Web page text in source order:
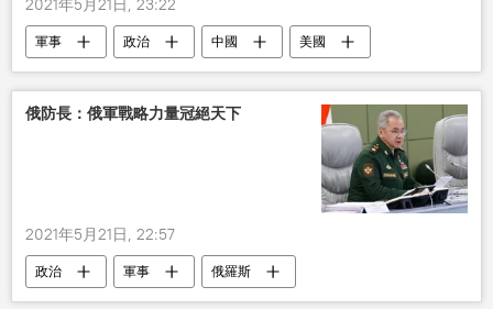
軍事 政治 中國
美國
對抗
基辛格 警告
俄防長：俄軍戰略力量冠絕天下
2021年5月21日, 22:57
政治 軍事 俄羅斯